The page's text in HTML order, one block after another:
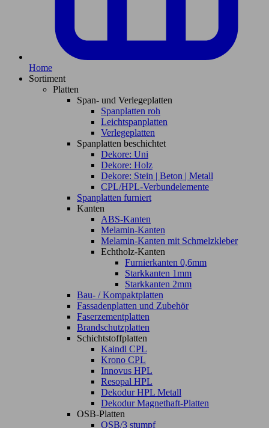
Home
Sortiment
Platten
Span- und Verlegeplatten
Spanplatten roh
Leichtspanplatten
Verlegeplatten
Spanplatten beschichtet
Dekore: Uni
Dekore: Holz
Dekore: Stein | Beton | Metall
CPL/HPL-Verbundelemente
Spanplatten furniert
Kanten
ABS-Kanten
Melamin-Kanten
Melamin-Kanten mit Schmelzkleber
Echtholz-Kanten
Furnierkanten 0,6mm
Starkkanten 1mm
Starkkanten 2mm
Bau- / Kompaktplatten
Fassadenplatten und Zubehör
Faserzementplatten
Brandschutzplatten
Schichtstoffplatten
Kaindl CPL
Krono CPL
Innovus HPL
Resopal HPL
Dekodur HPL Metall
Dekodur Magnethaft-Platten
OSB-Platten
OSB/3 stumpf